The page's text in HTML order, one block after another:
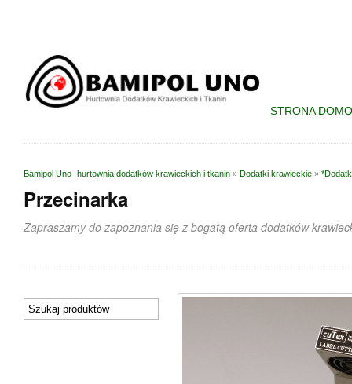
STRONA
Bamipol Uno- hurtownia dodatków krawieckich i tkanin » Dodatki krawieckie »
Przecinarka
Zapraszamy do zapoznania się z bogatą oferta dodatków